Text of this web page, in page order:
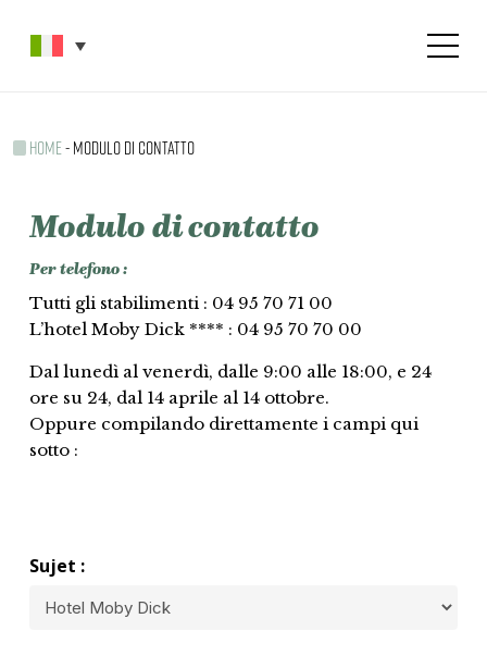
HOME- MODULO DI CONTATTO
Modulo di contatto
Per telefono :
Tutti gli stabilimenti : 04 95 70 71 00
L’hotel Moby Dick **** : 04 95 70 70 00
Dal lunedì al venerdì, dalle 9:00 alle 18:00, e 24
ore su 24, dal 14 aprile al 14 ottobre.
Oppure compilando direttamente i campi qui
sotto :
Sujet :